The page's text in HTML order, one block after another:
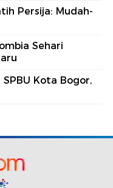
Persija: Mudah-
Sehari
Kota Bogor,